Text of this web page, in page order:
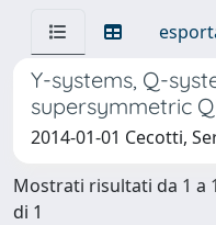
Y-systems, Q-
supersymmetric
2014-01-01 Cecotti,
Mostrati risultati da 1 a 1
di 1